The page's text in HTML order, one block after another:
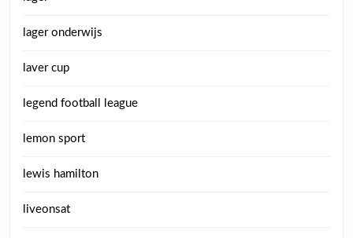
lager onderwijs
laver cup
legend football league
lemon sport
lewis hamilton
liveonsat